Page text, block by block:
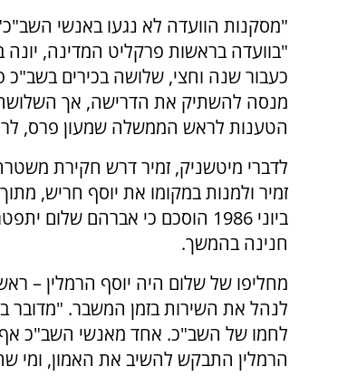
"מסקנות הוועדה לא נגעו באנשי
"בוועדה בראשות פרקליט המדינה,
כעבור שנה וחצי, שלושה בכירים בשב"כ
מנסה להשתיק את הדרישה, אך
הטענות לראש הממשלה שמעון פרס,
לדברי מיטשניק, זמיר דרש חקירת
זמיר ולמנות במקומו את יוסף חריש,
ביוני 1986 הוסכם כי אברהם
חנינה בהמשך.
מחליפו של שלום היה יוסף הרמלין –
לנהל את השירות בזמן המשבר. "מדובר
לחמו של השב"כ. אחד מאנשי השב"כ אף
הרמלין התבקש להשיב את האמון, ומי